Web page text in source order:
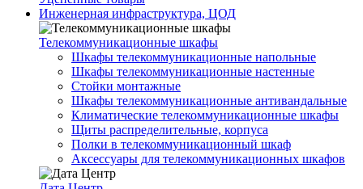
Инженерная инфраструктура, ЦОД
Телекоммуникационные шкафы
Шкафы телекоммуникационные напольные
Шкафы телекоммуникационные настенные
Стойки монтажные
Шкафы телекоммуникационные антивандальные
Климатические телекоммуникационные шкафы
Щиты распределительные, корпуса
Полки в телекоммуникационный шкаф
Аксессуары для телекоммуникационных шкафов